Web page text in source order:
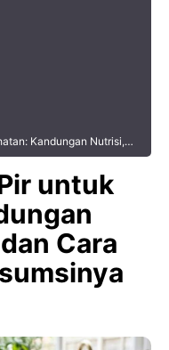
Kandungan Nutrisi,
untuk
Cara